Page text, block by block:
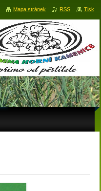
Mapa stránek RSS Tisk